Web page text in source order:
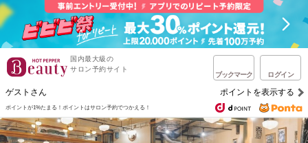
国内最大級の
サロン予約サイト
ブックマーク ログイン
ゲストさん ポイントを表示する
ポイントが1%たまる！ ポイントはサロン予約でつかえる！